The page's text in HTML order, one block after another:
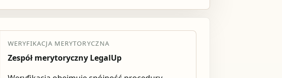
WERYFIKACJA MERYTORYCZNA
Zespół merytoryczny LegalUp